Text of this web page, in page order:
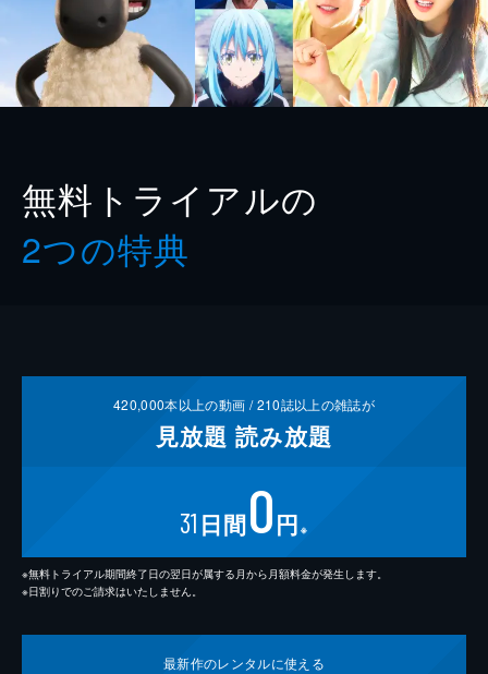
無料トライアルの
2つの特典
420,000本以上の動画 /210誌以上の雑誌が
見放題 読み放題
31 日間0円 ※
※無料トライアル期間終了日の翌日が属する月から月額料金が発生します。
※日割りでのご請求はいたしません。
最新作のレンタルに使える